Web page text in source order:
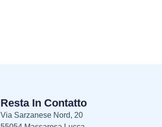
Resta In Contatto
Via Sarzanese Nord, 20